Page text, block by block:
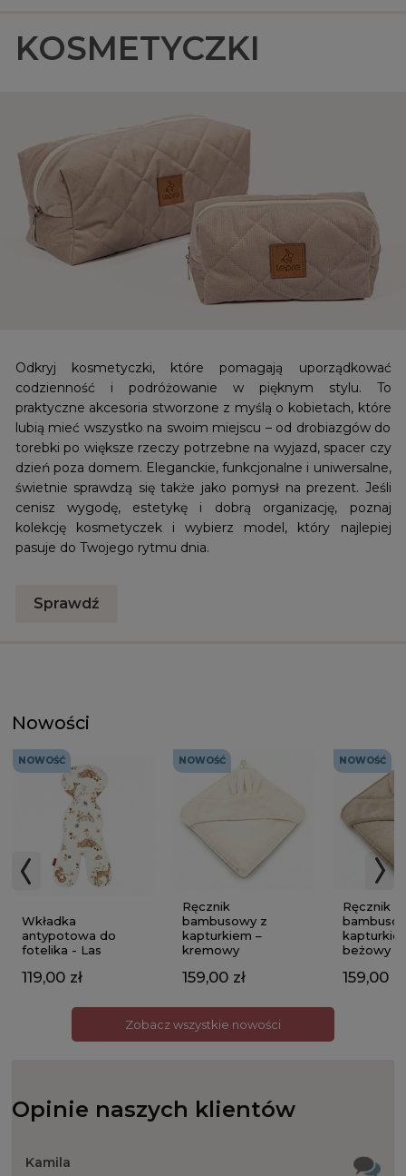
KOSMETYCZKI
Odkryj kosmetyczki, które pomagają uporządkować
codzienność i podróżowanie w pięknym stylu. To
praktyczne akcesoria stworzone z myślą o kobietach, które
lubią mieć wszystko na swoim miejscu – od drobiazgów do
torebki po większe rzeczy potrzebne na wyjazd, spacer czy
dzień poza domem. Eleganckie, funkcjonalne i uniwersalne,
świetnie sprawdzą się także jako pomysł na prezent. Jeśli
cenisz wygodę, estetykę i dobrą organizację, poznaj
kolekcję kosmetyczek i wybierz model, który najlepiej
pasuje do Twojego rytmu dnia.
Sprawdź
Nowości
NOWOŚĆ
Wkładka
antypotowa do
fotelika - Las
119,00 zł
NOWOŚĆ
Ręcznik
bambusowy z
kapturkiem –
kremowy
159,00 zł
NOWOŚĆ
Ręcznik
beżowy
159,00 zł
Zobacz wszystkie nowości
Opinie naszych klientów
Kamila